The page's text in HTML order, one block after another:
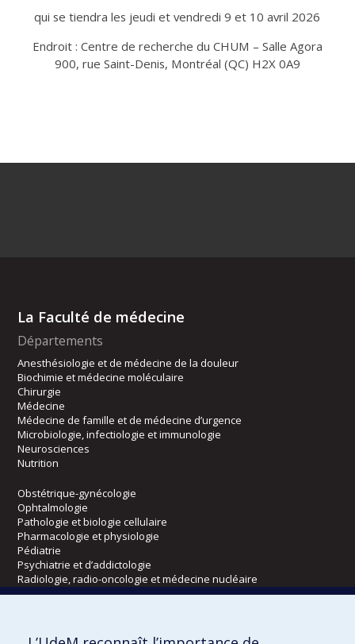
qui se tiendra les jeudi et vendredi 9 et 10 avril 2026
Endroit : Centre de recherche du CHUM – Salle Agora
900, rue Saint-Denis, Montréal (QC) H2X 0A9
La Faculté de médecine
Départements
Anesthésiologie et de médecine de la douleur
Biochimie et médecine moléculaire
Chirurgie
Médecine
Médecine de famille et de médecine d’urgence
Microbiologie, infectiologie et immunologie
Neurosciences
Nutrition
Obstétrique-gynécologie
Ophtalmologie
Pathologie et biologie cellulaire
Pharmacologie et physiologie
Pédiatrie
Psychiatrie et d’addictologie
Radiologie, radio-oncologie et médecine nucléaire